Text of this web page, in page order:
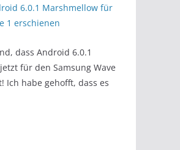
6.0.1 Marshmellow für
1 erschienen
dass Android 6.0.1
für den Samsung Wave
Ich habe gehofft, dass es